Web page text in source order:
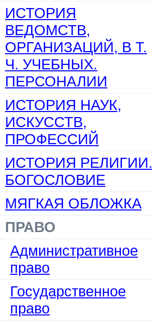
ИСТОРИЯ
ВЕДОМСТВ,
ОРГАНИЗАЦИЙ, В Т.
Ч. УЧЕБНЫХ.
ПЕРСОНАЛИИ
ИСТОРИЯ НАУК,
ИСКУССТВ,
ПРОФЕССИЙ
ИСТОРИЯ РЕЛИГИИ.
БОГОСЛОВИЕ
МЯГКАЯ ОБЛОЖКА
ПРАВО
Административное
право
Государственное
право